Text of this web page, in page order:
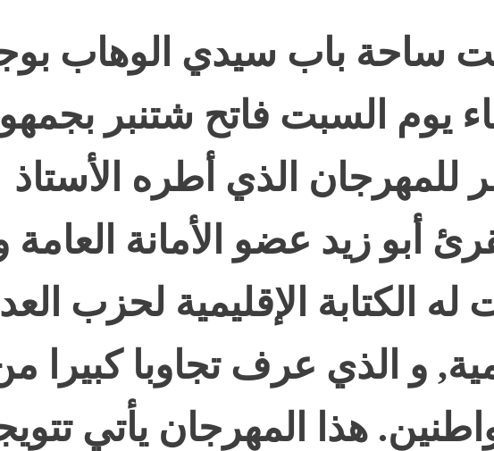
ساحة باب سيدي الوهاب
يوم السبت فاتح شتنبر
للمهرجان الذي أطره الأستاذ
أبو زيد عضو الأمانة العامة
الكتابة الإقليمية لحزب
و الذي عرف تجاوبا كبيرا
هذا المهرجان يأتي